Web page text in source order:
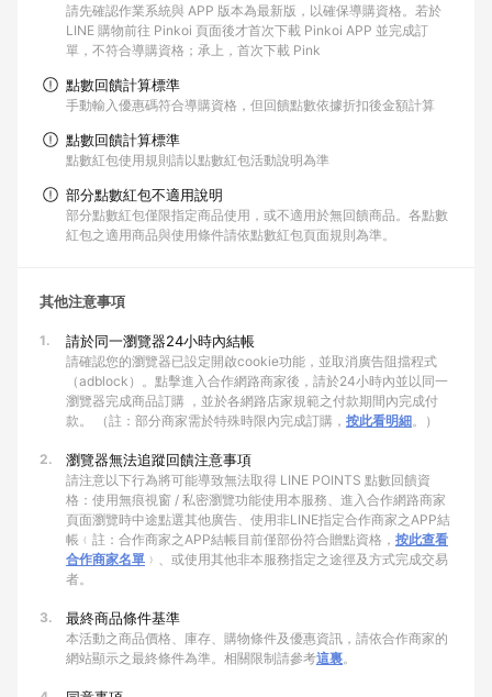
請先確認作業系統與 APP 版本為最新版，以確保導購資格。若於
LINE 購物前往 Pinkoi 頁面後才首次下載 Pinkoi APP 並完成訂
單，不符合導購資格；承上，首次下載 Pink
點數回饋計算標準
手動輸入優惠碼符合導購資格，但回饋點數依據折扣後金額計算
點數回饋計算標準
點數紅包使用規則請以點數紅包活動說明為準
部分點數紅包不適用說明
部分點數紅包僅限指定商品使用，或不適用於無回饋商品。各點數
紅包之適用商品與使用條件請依點數紅包頁面規則為準。
其他注意事項
1. 請於同一瀏覽器24小時內結帳
請確認您的瀏覽器已設定開啟cookie功能，並取消廣告阻擋程式
（adblock）。點擊進入合作網路商家後，請於24小時內並以同一
瀏覽器完成商品訂購 ，並於各網路店家規範之付款期間內完成付
款。 （註：部分商家需於特殊時限內完成訂購， 按此看明細。）
2. 瀏覽器無法追蹤回饋注意事項
請注意以下行為將可能導致無法取得 LINE POINTS 點數回饋資
格：使用無痕視窗 / 私密瀏覽功能使用本服務、進入合作網路商家
頁面瀏覽時中途點選其他廣告、使用非LINE指定合作商家之APP結
帳﹙註：合作商家之APP結帳目前僅部份符合贈點資格， 按此查看
合作商家名單 ﹚、或使用其他非本服務指定之途徑及方式完成交易
者。
3. 最終商品條件基準
本活動之商品價格、庫存、購物條件及優惠資訊，請依合作商家的
網站顯示之最終條件為準。相關限制請參考這裏。